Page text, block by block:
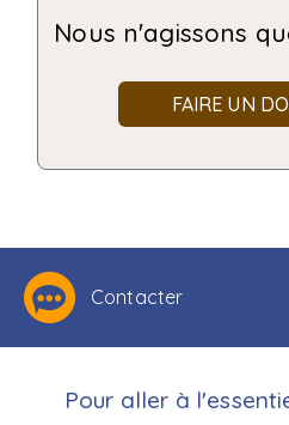
Nous n'agissons
FAIRE UN
Contacter
Pour aller à